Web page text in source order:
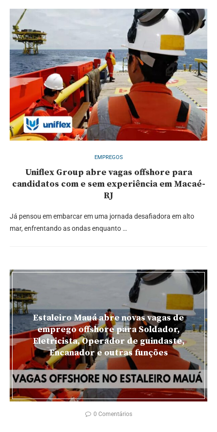
EMPREGOS
Uniflex Group abre vagas offshore para
candidatos com e sem experiência em Macaé-
RJ
Já pensou em embarcar em uma jornada desafiadora em alto
mar, enfrentando as ondas enquanto …
Estaleiro Mauá abre novas vagas de
emprego offshore para Soldador,
Eletricista, Operador de guindaste,
Encanador e outras funções
0 Comentários